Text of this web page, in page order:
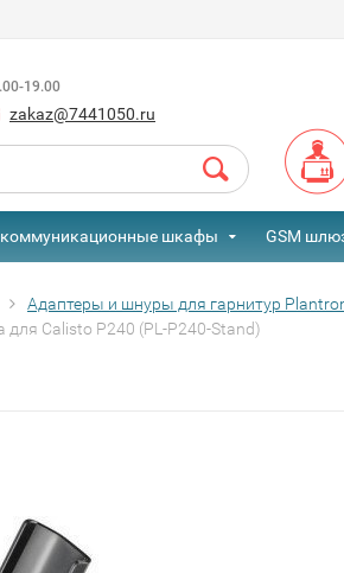
19.00
zakaz@7441050.ru
шкафы GSM
Адаптеры и шнуры для гарнитур
для Calisto P240 (PL-P240-Stand)